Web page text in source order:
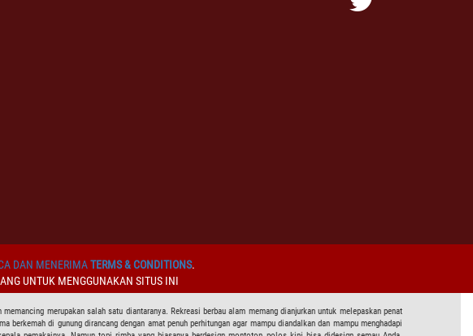
DAN MENERIMATERMS & CONDITIONS.
UNTUK MENGGUNAKAN SITUS INI
merupakan salah satu diantaranya. Rekreasi berbau alam memang dianjurkan untuk melepaskan penat
di gunung dirancang dengan amat penuh perhitungan agar mampu diandalkan dan mampu menghadapi